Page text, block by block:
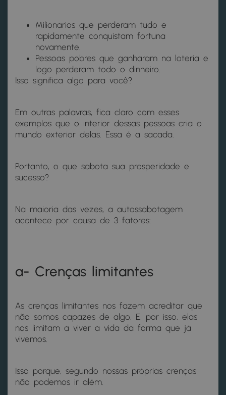
Milionarios que perderam tudo e
rapidamente conquistam fortuna
novamente.
Pessoas pobres que ganharam na loteria e
logo perderam todo o dinheiro.
Isso significa algo para você?
Em outras palavras, fica claro com esses
exemplos que o interior dessas pessoas cria o
mundo exterior delas. Essa é a sacada.
Portanto, o que sabota sua prosperidade e
sucesso?
Na maioria das vezes, a autossabotagem
acontece por causa de 3 fatores:
a- Crenças limitantes
As crenças limitantes nos fazem acreditar que
não somos capazes de algo. E, por isso, elas
nos limitam a viver a vida da forma que já
vivemos.
Isso porque, segundo nossas próprias crenças
não podemos ir além.